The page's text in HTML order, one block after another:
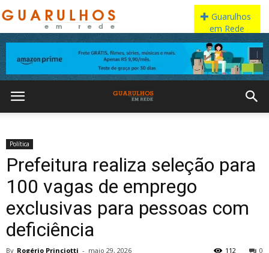
Política
Prefeitura realiza seleção para
100 vagas de emprego
exclusivas para pessoas com
deficiência
By Rogério Princiotti - maio 29, 2026 0
112